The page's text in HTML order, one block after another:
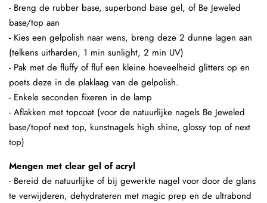
- Breng de rubber base, superbond base gel, of Be Jeweled
base/top aan
- Kies een gelpolish naar wens, breng deze 2 dunne lagen aan
(telkens uitharden, 1 min sunlight, 2 min UV)
- Pak met de fluffy of fluf een kleine hoeveelheid glitters op en
poets deze in de plaklaag van de gelpolish.
- Enkele seconden fixeren in de lamp
- Aflakken met topcoat (voor de natuurlijke nagels Be Jeweled
base/topof next top, kunstnagels high shine, glossy top of next
top)
Mengen met clear gel of acryl
- Bereid de natuurlijke of bij gewerkte nagel voor door de glans
te verwijderen, dehydrateren met magic prep en de ultrabond